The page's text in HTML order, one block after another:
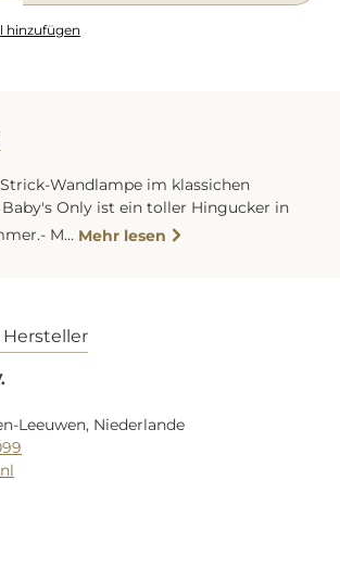
hinzufügen
Wandlampe im klassichen
Only ist ein toller Hingucker in
M… Mehr lesen
Leeuwen, Niederlande